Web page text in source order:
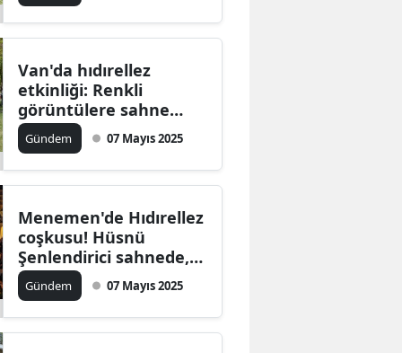
Van'da hıdırellez
etkinliği: Renkli
görüntülere sahne
oldu
Gündem 07 Mayıs 2025
Menemen'de Hıdırellez
coşkusu! Hüsnü
Şenlendirici sahnede,
yarışmalar ve
konserlerle dolu bir
gece
Gündem 07 Mayıs 2025